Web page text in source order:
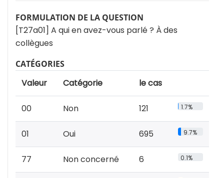
FORMULATION DE LA QUESTION
[T27a01] A qui en avez-vous parlé ? À des
collègues
CATÉGORIES
Valeur Catégorie le cas
00 Non 121 1.7%
01 Oui 695 9.7%
77 Non concerné 6 0.1%